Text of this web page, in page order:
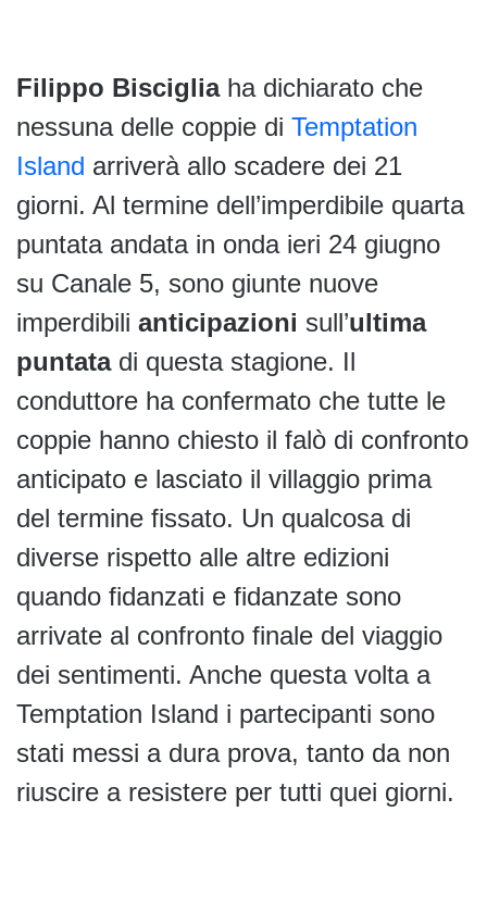
Filippo Bisciglia ha dichiarato che
nessuna delle coppie di Temptation
Island arriverà allo scadere dei 21
giorni. Al termine dell’imperdibile quarta
puntata andata in onda ieri 24 giugno
su Canale 5, sono giunte nuove
imperdibili anticipazioni sull’ultima
puntatadi questa stagione. Il
conduttore ha confermato che tutte le
coppie hanno chiesto il falò di confronto
anticipato e lasciato il villaggio prima
del termine fissato. Un qualcosa di
diverse rispetto alle altre edizioni
quando fidanzati e fidanzate sono
arrivate al confronto finale del viaggio
dei sentimenti. Anche questa volta a
Temptation Island i partecipanti sono
stati messi a dura prova, tanto da non
riuscire a resistere per tutti quei giorni.